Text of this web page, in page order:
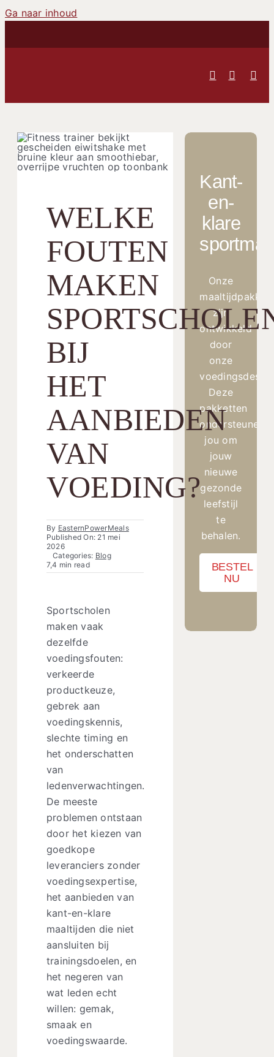
Ga naar inhoud
WELKE
FOUTEN
MAKEN
BIJ
HET
AANBIEDEN
VAN
VOEDING?
By EasternPowerMeals
Published On: 21 mei
2026
Categories: Blog
7,4 min read
Sportscholen
maken vaak
dezelfde
voedingsfouten:
verkeerde
productkeuze,
gebrek aan
voedingskennis,
slechte timing en
het onderschatten
van
ledenverwachtingen.
De meeste
problemen ontstaan
door het kiezen van
goedkope
leveranciers zonder
voedingsexpertise,
het aanbieden van
kant-en-klare
maaltijden die niet
aansluiten bij
trainingsdoelen, en
het negeren van
wat leden echt
willen: gemak,
smaak en
voedingswaarde.
Kant-
en-
klare
Onze
zijn
ontwikkeld
door
onze
Deze
pakketten
ondersteunen
jou om
jouw
nieuwe
gezonde
leefstijl
te
behalen.
BESTEL
NU